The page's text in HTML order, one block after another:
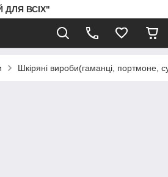
ДЛЯ ВСІХ"
Шкіряні вироби(гаманці, портмоне,